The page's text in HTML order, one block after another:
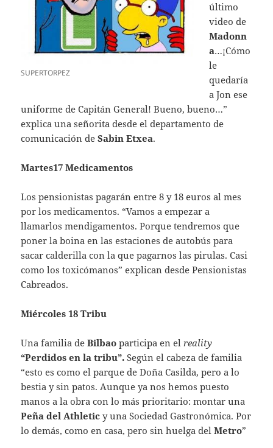
SUPERTORPEZ
último
video de
Madonn
a…¡Cómo
le
quedaría
a Jon ese
uniforme de Capitán General! Bueno, bueno…”
explica una señorita desde el departamento de
comunicación deSabin Etxea.
Martes17 Medicamentos
Los pensionistas pagarán entre 8 y 18 euros al mes
por los medicamentos. “Vamos a empezar a
llamarlos mendigamentos. Porque tendremos que
poner la boina en las estaciones de autobús para
sacar calderilla con la que pagarnos las pirulas. Casi
como los toxicómanos” explican desde Pensionistas
Cabreados.
Miércoles 18 Tribu
Una familia deBilbao participa en elreality
“Perdidos en la tribu”. Según el cabeza de familia
“esto es como el parque de Doña Casilda, pero a lo
bestia y sin patos. Aunque ya nos hemos puesto
manos a la obra con lo más prioritario: montar una
Peña del Athletic y una Sociedad Gastronómica. Por
lo demás, como en casa, pero sin huelga delMetro”